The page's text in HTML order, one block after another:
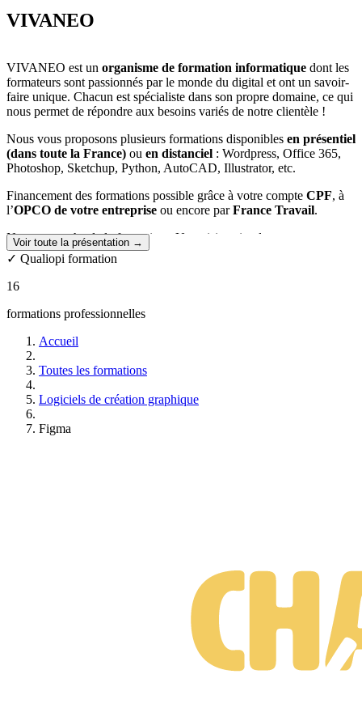
VIVANEO
VIVANEO est un organisme de formation informatique dont les
formateurs sont passionnés par le monde du digital et ont un savoir-
faire unique. Chacun est spécialiste dans son propre domaine, ce qui
nous permet de répondre aux besoins variés de notre clientèle !
Nous vous proposons plusieurs formations disponibles en présentiel
(dans toute la France) ou en distanciel : Wordpress, Office 365,
Photoshop, Sketchup, Python, AutoCAD, Illustrator, etc.
Financement des formations possible grâce à votre compte CPF, à
l’OPCO de votre entreprise ou encore parFrance Travail.
Notre approche de la formation : Une vision simple
Audit : une étape importante
En amont de chaque formation le formateur effectue un
technique pour connaître vos compétences actuelles
6 personnes au maximum !
Nous privilégions des
apprentissage efficace. Nous proposons également des
individuels
Accompagnement et pédagogie
Chacune de nos formations est pensés de manière
Notre enseignement est essentiellement basé sur la
pratique
et avec
Voir toute la présentation →
✓ Qualiopi formation
16
formations professionnelles
Accueil
Toutes les formations
Logiciels de création graphique
Figma